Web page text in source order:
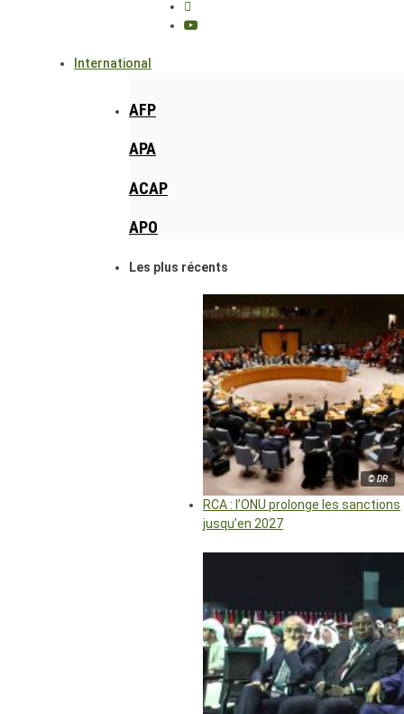
International
AFP
APA
ACAP
APO
Les plus récents
© DR
RCA : l’ONU prolonge les sanctions
jusqu’en 2027